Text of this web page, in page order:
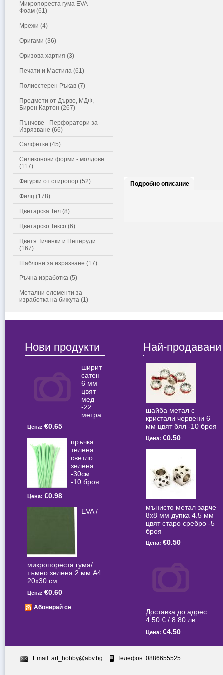
Микропореста гума EVA -
Фоам (61)
Мрежи (4)
Оригами (36)
Оризова хартия (3)
Печати и Мастила (61)
Полиестерен Ръкав (7)
Предмети от Дърво, МДФ,
Бирен Картон (267)
Пънчове - Перфоратори за
Изрязване (66)
Салфетки (45)
Силиконови форми - молдове
(117)
Фигурки от стиропор (52)
Филц (178)
Цветарска Тел (8)
Цветарско Тиксо (6)
Цветя Тичинки и Пеперуди
(167)
Шаблони за изрязване (17)
Ръчна изработка (5)
Метални елементи за
изработка на бижута (1)
Подробно описание
Нови продукти
ширит
сатен
6 мм
цвят
мед
-22
метра
Цена: €0.65
пръчка
телена
светлo
зелена
-30см.
-10 броя
Цена: €0.98
EVA /
микропореста гума/
тъмно зелена 2 мм А4
20x30 см
Цена: €0.60
Абонирай се
Най-продавани
шайба метал с
кристали червени 6
мм цвят бял -10 броя
Цена: €0.50
мънисто метал зарче
8x8 мм дупка 4.5 мм
цвят старо сребро -5
броя
Цена: €0.50
Доставка до адрес
4.50 € / 8.80 лв.
Цена: €4.50
Email: art_hobby@abv.bg Телефон: 0886655525